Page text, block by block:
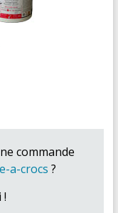
commande
a-crocs ?